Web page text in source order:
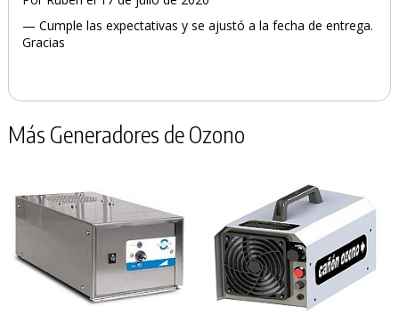
— Cumple las expectativas y se ajustó a la fecha de entrega.
Gracias
Más Generadores de Ozono